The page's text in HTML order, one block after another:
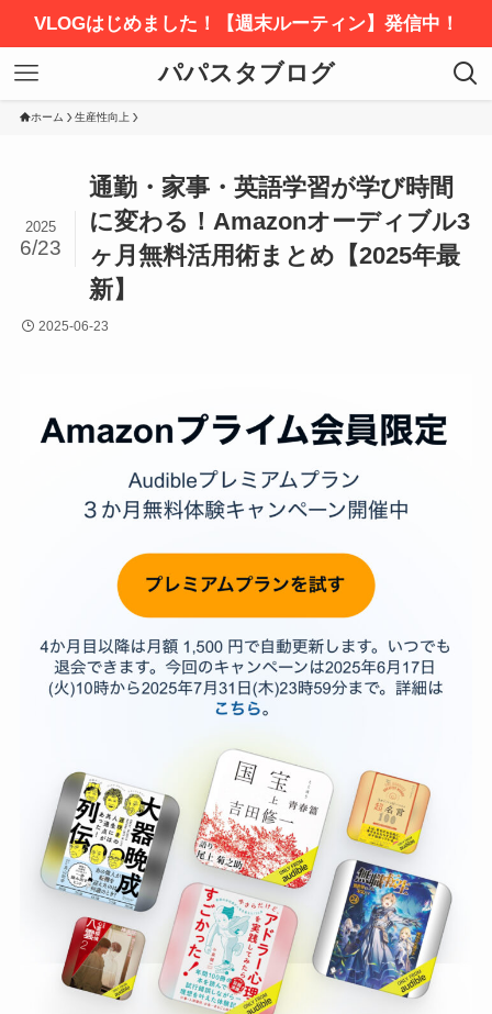
VLOGはじめました！【週末ルーティン】発信中！
パパスタブログ
ホーム 生産性向上
通勤・家事・英語学習が学び時間
に変わる！Amazonオーディブル3
ヶ月無料活用術まとめ【2025年最
新】
2025
6/23
2025-06-23